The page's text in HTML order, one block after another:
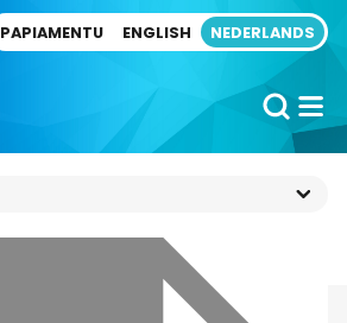
PAPIAMENTU ENGLISH NEDERLANDS